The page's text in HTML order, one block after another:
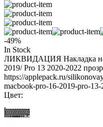
-49%
In Stock
ЛИКВИДАЦИЯ Накладка на
2019/ Pro 13 2020-2022
https://applepack.ru/
macbook-pro-16-2019-pro-13-
Цвет: